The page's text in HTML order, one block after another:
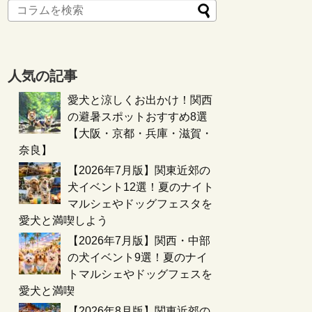
人気の記事
愛犬と涼しくお出かけ！関西
の避暑スポットおすすめ8選
【大阪・京都・兵庫・滋賀・
奈良】
【2026年7月版】関東近郊の
犬イベント12選！夏のナイト
マルシェやドッグフェスタを
愛犬と満喫しよう
【2026年7月版】関西・中部
の犬イベント9選！夏のナイ
トマルシェやドッグフェスを
愛犬と満喫